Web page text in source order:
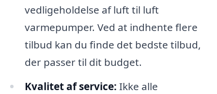
vedligeholdelse af luft til luft
varmepumper. Ved at indhente flere
tilbud kan du finde det bedste tilbud,
der passer til dit budget.
Kvalitet af service: Ikke alle